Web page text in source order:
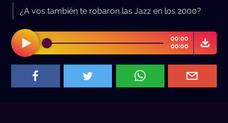
¿A vos también te robaron las Jazz en los 2000?
00:00
00:00